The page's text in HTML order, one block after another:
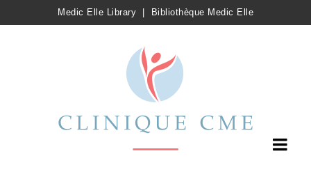
Medic Elle Library Bibliothèque Medic Elle